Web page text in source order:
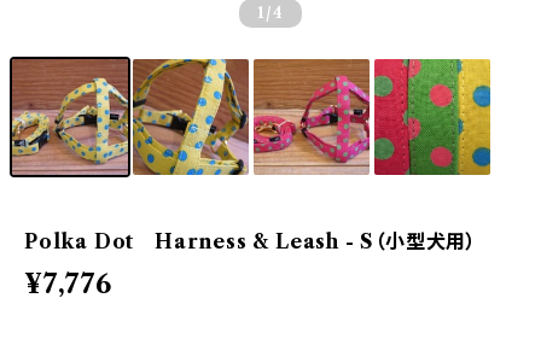
1 /4
Polka Dot Harness & Leash - S（小型犬用）
¥7,776